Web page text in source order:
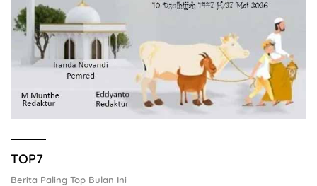
TOP7
Berita Paling Top Bulan Ini